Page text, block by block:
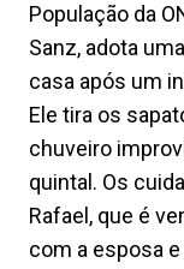
População da
Sanz, adota
casa após um
Ele tira os
chuveiro
quintal. Os
Rafael, que é
com a esposa